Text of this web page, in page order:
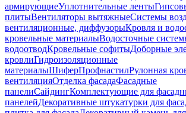
армирующиеУплотнительные ленты
плитыВентиляторы вытяжныеСистемы
вентиляционные, диффузорыКровля и
кровельные материалыВодосточные
водоотводКровельные софитыДоборные
кровлиГидроизоляционные
материалыШиферПрофнастилРулонная
вентиляцияОтделка фасадаФасадные
панелиСайдингКомплектующие для
панелейДекоративные штукатурки для